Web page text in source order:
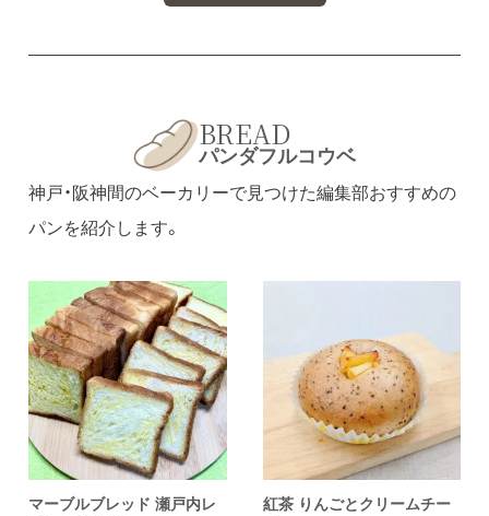
BREAD
パンダフルコウベ
神戸・阪神間のベーカリーで見つけた編集部おすすめの
パンを紹介します。
マーブルブレッド 瀬戸内レ
紅茶 りんごとクリームチー